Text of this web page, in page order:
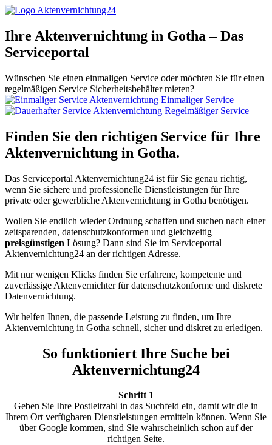
Ihre Aktenvernichtung in Gotha – Das
Serviceportal
Wünschen Sie einen einmaligen Service oder möchten Sie für einen
regelmäßigen Service Sicherheitsbehälter mieten?
Einmaliger Service
Regelmäßiger Service
Finden Sie den richtigen Service für Ihre
Aktenvernichtung in Gotha.
Das Serviceportal Aktenvernichtung24 ist für Sie genau richtig,
wenn Sie sichere und professionelle Dienstleistungen für Ihre
private oder gewerbliche Aktenvernichtung in Gotha benötigen.
Wollen Sie endlich wieder Ordnung schaffen und suchen nach einer
zeitsparenden, datenschutzkonformen und gleichzeitig
preisgünstigen Lösung? Dann sind Sie im Serviceportal
Aktenvernichtung24 an der richtigen Adresse.
Mit nur wenigen Klicks finden Sie erfahrene, kompetente und
zuverlässige Aktenvernichter für datenschutzkonforme und diskrete
Datenvernichtung.
Wir helfen Ihnen, die passende Leistung zu finden, um Ihre
Aktenvernichtung in Gotha schnell, sicher und diskret zu erledigen.
So funktioniert Ihre Suche bei
Aktenvernichtung24
Schritt 1
Geben Sie Ihre Postleitzahl in das Suchfeld ein, damit wir die in
Ihrem Ort verfügbaren Dienstleistungen ermitteln können. Wenn Sie
über Google kommen, sind Sie wahrscheinlich schon auf der
richtigen Seite.